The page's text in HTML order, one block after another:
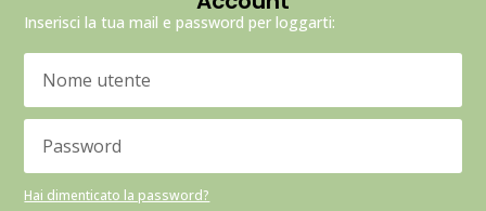
Inserisci la tua mail e password per loggarti:
Hai dimenticato la password?